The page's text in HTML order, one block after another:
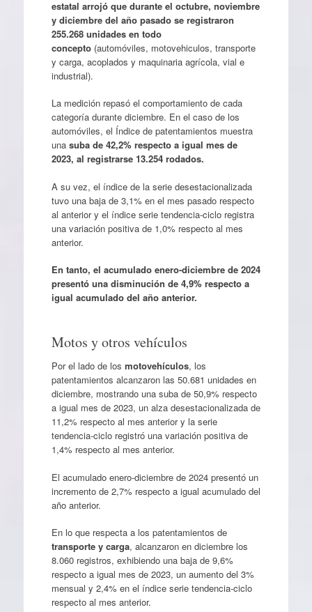
estatal arrojó que durante el octubre, noviembre
y diciembre del año pasado se registraron
255.268 unidades en todo
concepto(automóviles, motovehiculos, transporte
y carga, acoplados y maquinaria agrícola, vial e
industrial).
La medición repasó el comportamiento de cada
categoría durante diciembre. En el caso de los
automóviles, el Índice de patentamientos muestra
unasuba de 42,2% respecto a igual mes de
2023, al registrarse 13.254 rodados.
A su vez, el índice de la serie desestacionalizada
tuvo una baja de 3,1% en el mes pasado respecto
al anterior y el índice serie tendencia-ciclo registra
una variación positiva de 1,0% respecto al mes
anterior.
En tanto, el acumulado enero-diciembre de 2024
presentó una disminución de 4,9% respecto a
igual acumulado del año anterior.
Motos y otros vehículos
Por el lado de los motovehículos, los
patentamientos alcanzaron las 50.681 unidades en
diciembre, mostrando una suba de 50,9% respecto
a igual mes de 2023, un alza desestacionalizada de
11,2% respecto al mes anterior y la serie
tendencia-ciclo registró una variación positiva de
1,4% respecto al mes anterior.
El acumulado enero-diciembre de 2024 presentó un
incremento de 2,7% respecto a igual acumulado del
año anterior.
En lo que respecta a los patentamientos de
transporte y carga, alcanzaron en diciembre los
8.060 registros, exhibiendo una baja de 9,6%
respecto a igual mes de 2023, un aumento del 3%
mensual y 2,4% en el índice serie tendencia-ciclo
respecto al mes anterior.